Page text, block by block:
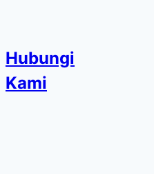
Hubungi
Kami